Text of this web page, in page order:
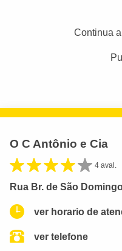
Continua
O C Antônio e Cia
4 aval.
Rua Br. de São
ver horario de
ver telefone